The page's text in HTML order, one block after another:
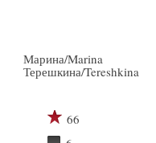
Марина/Marina
Терешкина/Tereshkina
66